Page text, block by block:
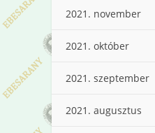
2021. november
2021. október
2021. szeptember
2021. augusztus